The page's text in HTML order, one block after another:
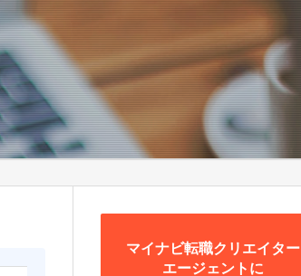
マイナビ転職クリエイター
エージェントに